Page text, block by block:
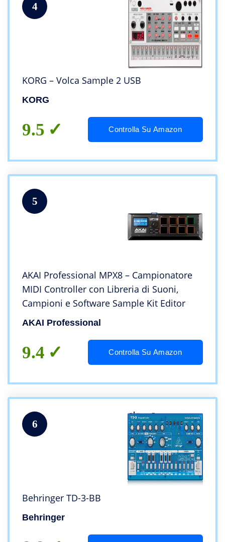
4
KORG – Volca Sample 2 USB
KORG
9.5 Controlla Su Amazon
5
AKAI Professional MPX8 – Campionatore
MIDI Controller con Libreria di Suoni,
Campioni e Software Sample Kit Editor
AKAI Professional
9.4 Controlla Su Amazon
6
Behringer TD-3-BB
Behringer